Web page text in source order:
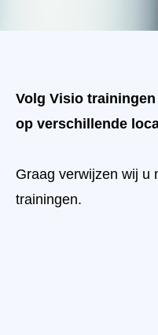
Volg Visio
op verschillende
Graag verwijzen wij u
trainingen.